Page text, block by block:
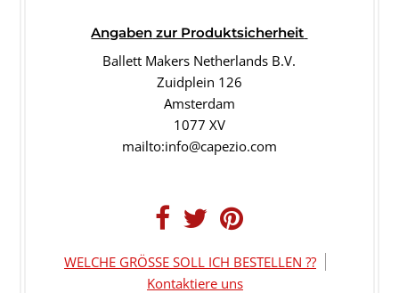
Angaben zur Produktsicherheit
Ballett Makers Netherlands B.V.
Zuidplein 126
Amsterdam
1077 XV
mailto:info@capezio.com
WELCHE GRÖSSE SOLL ICH BESTELLEN ??
Kontaktiere uns